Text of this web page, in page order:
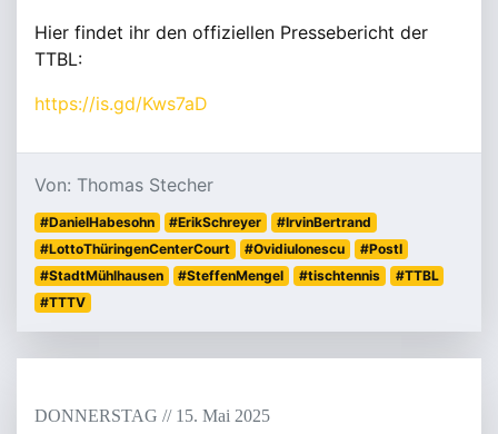
Hier findet ihr den offiziellen Pressebericht der
TTBL:
https://is.gd/Kws7aD
Von: Thomas Stecher
#DanielHabesohn #ErikSchreyer
#IrvinBertrand
#LottoThüringenCenterCourt
#OvidiuIonescu
#PostI
#StadtMühlhausen
#SteffenMengel #tischtennis
#TTBL
#TTTV
DONNERSTAG // 15. Mai 2025